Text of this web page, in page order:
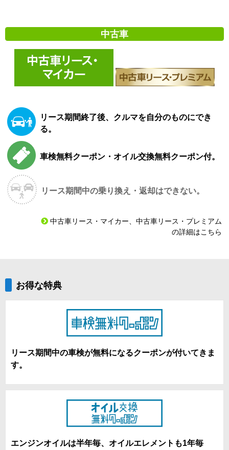
中古車
リース期間終了後、クルマを自分のものにでき
る。
車検無料クーポン・オイル交換無料クーポン付。
リース期間中の乗り換え・返却はできない。
中古車リース・マイカー、 中古車リース・プレミアム
の詳細はこちら
お得な特典
リース期間中の車検が無料になるクーポンが付いてきま
す。
エンジンオイルは半年毎、オイルエレメントも1年毎